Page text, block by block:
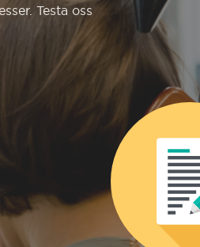
Testa oss